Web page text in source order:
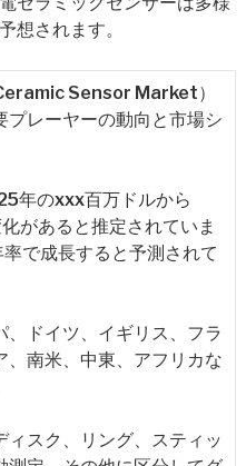
想されます。
Sensor Market）
レーヤーの動向と市場シ
年のxxx百万ドルから
があると推定されていま
で成長すると予測されて
ドイツ、イギリス、フラ
、南米、中東、アフリカな
スク、リング、スティッ